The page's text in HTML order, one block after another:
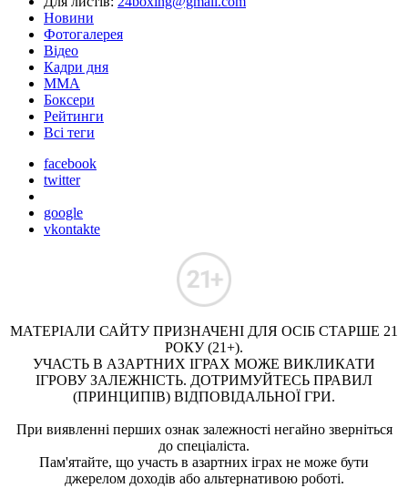
Новини
Фотогалерея
Відео
Кадри дня
ММА
Боксери
Рейтинги
Всі теги
facebook
twitter
google
vkontakte
МАТЕРІАЛИ САЙТУ ПРИЗНАЧЕНІ ДЛЯ ОСІБ СТАРШЕ 21
РОКУ (21+).
УЧАСТЬ В АЗАРТНИХ ІГРАХ МОЖЕ ВИКЛИКАТИ
ІГРОВУ ЗАЛЕЖНІСТЬ. ДОТРИМУЙТЕСЬ ПРАВИЛ
(ПРИНЦИПІВ) ВІДПОВІДАЛЬНОЇ ГРИ.
При виявленні перших ознак залежності негайно зверніться
до спеціаліста.
Пам'ятайте, що участь в азартних іграх не може бути
джерелом доходів або альтернативою роботі.